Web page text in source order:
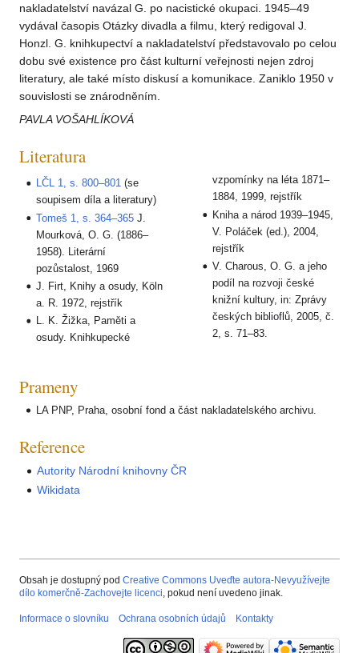
nakladatelství navázal G. po nacistické okupaci. 1945–49
vydával časopis Otázky divadla a filmu, který redigoval J.
Honzl. G. knihkupectví a nakladatelství představovalo po celou
dobu své existence pro část kulturní veřejnosti nejen zdroj
literatury, ale také místo diskusí a komunikace. Zaniklo 1950 v
souvislosti se znárodněním.
PAVLA VOŠAHLÍKOVÁ
Literatura
LČL 1, s. 800–801 (se
soupisem díla a literatury)
Tomeš 1, s. 364–365 J.
Mourková, O. G. (1886–
1958). Literární
pozůstalost, 1969
J. Firt, Knihy a osudy, Köln
a. R. 1972, rejstřík
L. K. Žižka, Paměti a
osudy. Knihkupecké
vzpomínky na léta 1871–
1884, 1999, rejstřík
Kniha a národ 1939–1945,
V. Poláček (ed.), 2004,
rejstřík
V. Charous, O. G. a jeho
podíl na rozvoji české
knižní kultury, in: Zprávy
českých biblioflů, 2005, č.
2, s. 71–83.
Prameny
LA PNP, Praha, osobní fond a část nakladatelského archivu.
Reference
Autority Národní knihovny ČR
Wikidata
Obsah je dostupný pod Creative Commons Uveďte autora-Nevyužívejte
dílo komerčně-Zachovejte licenci, pokud není uvedeno jinak.
Informace o slovníku Ochrana osobních údajů Kontakty